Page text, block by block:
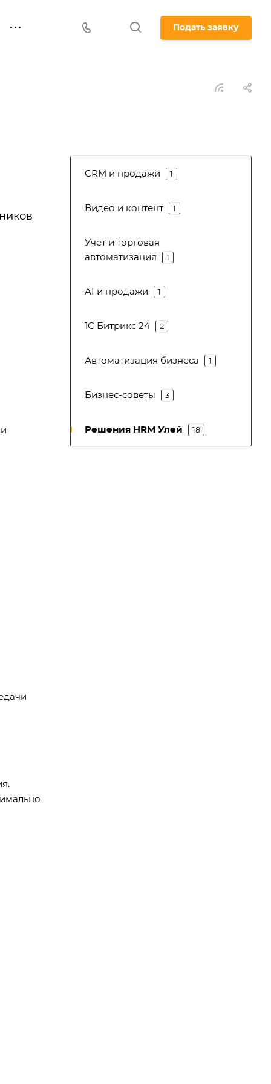
Подать заявку
CRM и продажи 1
Видео и контент 1
Учет и торговая
автоматизация
1
AI и продажи 1
1С Битрикс 24 2
Автоматизация бизнеса 1
Бизнес-советы 3
Решения HRM Улей 18